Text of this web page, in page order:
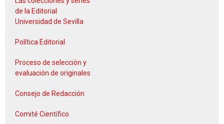
de la Editorial
Universidad de Sevilla
Política Editorial
Proceso de selección y
evaluación de originales
Consejo de Redacción
Comité Científico